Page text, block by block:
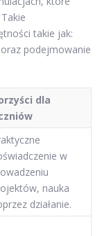
takie jak:
podejmowanie
dla
w
nauka
działanie.